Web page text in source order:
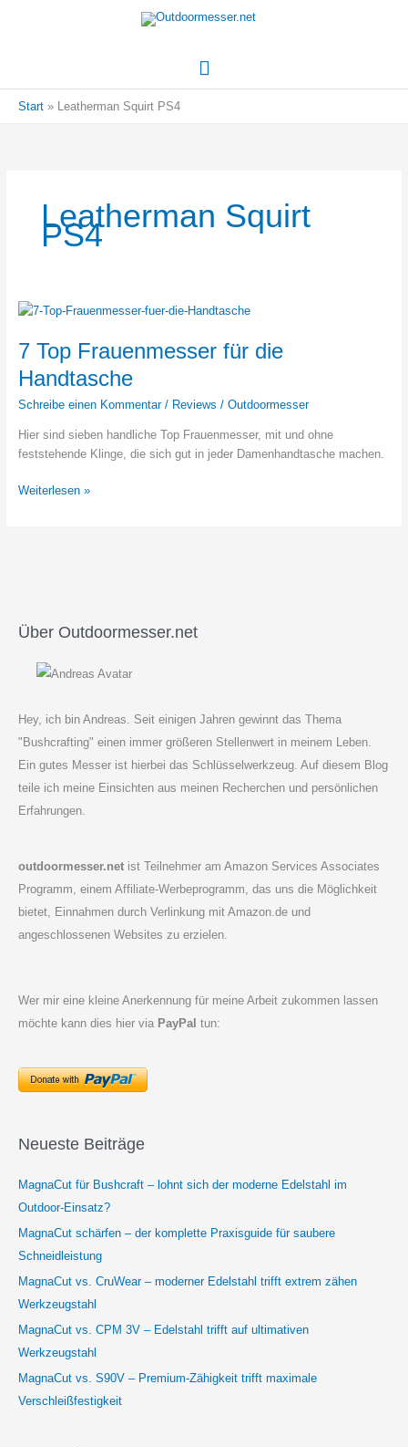
Hauptmenü
Start Leatherman Squirt PS4
Leatherman Squirt
PS4
7 Top Frauenmesser für die
Handtasche
Schreibe einen Kommentar / Reviews / Outdoormesser
Hier sind sieben handliche Top Frauenmesser, mit und ohne
feststehende Klinge, die sich gut in jeder Damenhandtasche machen.
7
Weiterlesen »
Über Outdoormesser.net
Hey, ich bin Andreas. Seit einigen Jahren gewinnt das Thema
"Bushcrafting" einen immer größeren Stellenwert in meinem Leben.
Ein gutes Messer ist hierbei das Schlüsselwerkzeug. Auf diesem Blog
teile ich meine Einsichten aus meinen Recherchen und persönlichen
Erfahrungen.
outdoormesser.netist Teilnehmer am Amazon Services Associates
Programm, einem Affiliate-Werbeprogramm, das uns die Möglichkeit
bietet, Einnahmen durch Verlinkung mit Amazon.de und
angeschlossenen Websites zu erzielen.
Wer mir eine kleine Anerkennung für meine Arbeit zukommen lassen
möchte kann dies hier via PayPal tun:
Neueste Beiträge
MagnaCut für Bushcraft – lohnt sich der moderne Edelstahl im
Outdoor-Einsatz?
MagnaCut schärfen – der komplette Praxisguide für saubere
Schneidleistung
MagnaCut vs. CruWear – moderner Edelstahl trifft extrem zähen
Werkzeugstahl
MagnaCut vs. CPM 3V – Edelstahl trifft auf ultimativen
Werkzeugstahl
MagnaCut vs. S90V – Premium-Zähigkeit trifft maximale
Verschleißfestigkeit